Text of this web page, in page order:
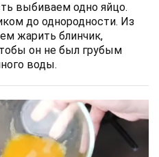
выбиваем одно яйцо.
до однородности. Из
жарить блинчик,
он не был грубым
воды.